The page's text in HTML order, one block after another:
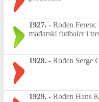
1927. - Rođen Ferenc
mađarski fudbaler i
1928. - Rođen Serge
1929. - Rođen Hans